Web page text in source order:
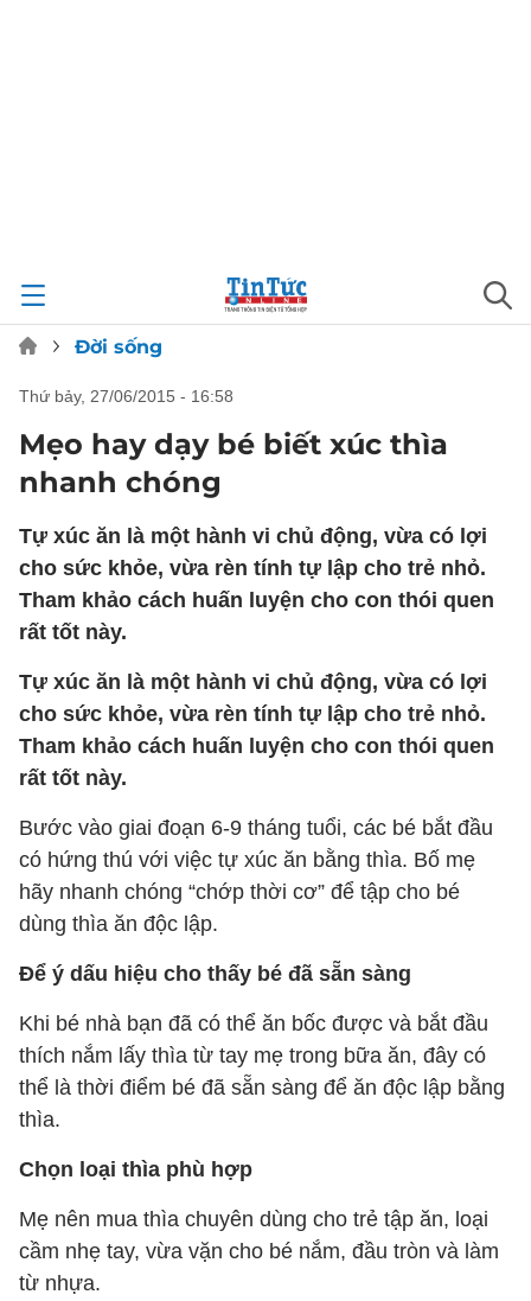
Đời sống
thứ bảy, 27/06/2015 - 16:58
Mẹo hay dạy bé biết xúc thìa
nhanh chóng
Tự xúc ăn là một hành vi chủ động, vừa có lợi
cho sức khỏe, vừa rèn tính tự lập cho trẻ nhỏ.
Tham khảo cách huấn luyện cho con thói quen
rất tốt này.
Tự xúc ăn là một hành vi chủ động, vừa có lợi
cho sức khỏe, vừa rèn tính tự lập cho trẻ nhỏ.
Tham khảo cách huấn luyện cho con thói quen
rất tốt này.
Bước vào giai đoạn 6-9 tháng tuổi, các bé bắt đầu
có hứng thú với việc tự xúc ăn bằng thìa. Bố mẹ
hãy nhanh chóng “chớp thời cơ” để tập cho bé
dùng thìa ăn độc lập.
Để ý dấu hiệu cho thấy bé đã sẵn sàng
Khi bé nhà bạn đã có thể ăn bốc được và bắt đầu
thích nắm lấy thìa từ tay mẹ trong bữa ăn, đây có
thể là thời điểm bé đã sẵn sàng để ăn độc lập bằng
thìa.
Chọn loại thìa phù hợp
Mẹ nên mua thìa chuyên dùng cho trẻ tập ăn, loại
cầm nhẹ tay, vừa vặn cho bé nắm, đầu tròn và làm
từ nhựa.